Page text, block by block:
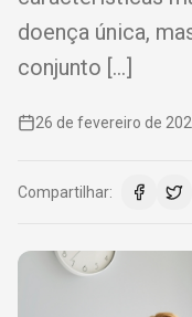
doença única,
conjunto […]
26 de fevereiro de
Compartilhar: